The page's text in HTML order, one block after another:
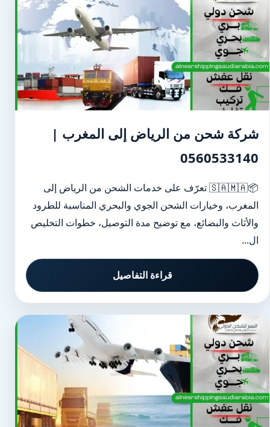
شركة شحن من الرياض إلى المغرب |
0560533140
📦🇸🇦🇲🇦 تعرّف على خدمات الشحن من الرياض إلى
المغرب، وخيارات الشحن الجوي والبحري المناسبة للطرود
والأثاث والبضائع، مع توضيح مدة التوصيل، خطوات التخليص
ال...
قراءة التفاصيل